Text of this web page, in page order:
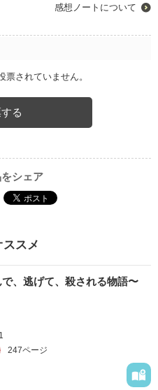
感想ノートについて
票されていません。
る
シェア
スメ
、逃げて、殺される物語〜
247ページ